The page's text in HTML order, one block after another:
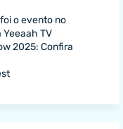
foi o evento no
Yeeaah TV
2025: Confira